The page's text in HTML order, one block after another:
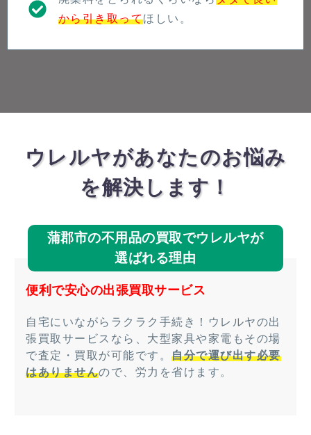
から引き取ってほしい。
ウレルヤがあなたのお悩み
を解決します！
蒲郡市の不用品の買取でウレルヤが
選ばれる理由
便利で安心の出張買取サービス
自宅にいながらラクラク手続き！ウレルヤの出
張買取サービスなら、大型家具や家電もその場
で査定・買取が可能です。 自分で運び出す必要
はありませんので、労力を省けます。